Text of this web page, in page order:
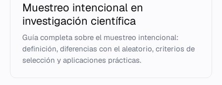
Muestreo intencional en
investigación científica
Guía completa sobre el muestreo intencional:
definición, diferencias con el aleatorio, criterios de
selección y aplicaciones prácticas.